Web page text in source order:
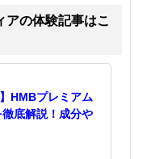
アの体験記事はこ
HMBプレミアム
底解説！成分や